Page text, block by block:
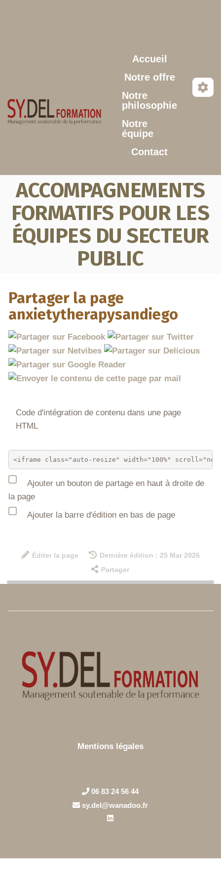
Accueil
Notre offre
Notre
philosophie
Notre
équipe
Contact
ACCOMPAGNEMENTS
FORMATIFS POUR LES
ÉQUIPES DU SECTEUR
PUBLIC
Partager la page
anxietytherapysandiego
Code d'intégration de contenu dans une page
HTML
Ajouter un bouton de partage en haut à droite de
la page
Ajouter la barre d'édition en bas de page
Éditer la page
Dernière édition : 25 Mar 2026
Partager
Mentions légales
06 83 24 56 44
sy.del@wanadoo.fr